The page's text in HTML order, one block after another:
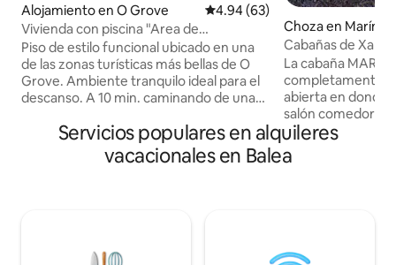
Alojamiento en O Grove Calificación promedio: 4.94 de
4.94 (63)
Vivienda con piscina "Area de
Reboredo". 3 hab.
Piso de estilo funcional ubicado en una
de las zonas turísticas más bellas de O
Grove. Ambiente tranquilo ideal para el
descanso. A 10 min. caminando de una
habitaciones tienen vistas al mar o al
circundante y piscina cubierta y
duración media y bajo grado de
Choza en Marín
Cabañas de
La cabaña
completamente
abierta en donde
salón comedor
matrimonio y un
espectacular
pequeño altillo
de un baño en el
Servicios populares en alquileres
vacacionales en Balea